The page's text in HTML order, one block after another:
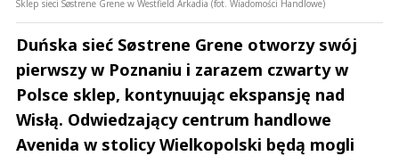
Sklep sieci Søstrene Grene w Westfield Arkadia (fot. Wiadomości Handlowe)
Duńska sieć Søstrene Grene otworzy swój
pierwszy w Poznaniu i zarazem czwarty w
Polsce sklep, kontynuując ekspansję nad
Wisłą. Odwiedzający centrum handlowe
Avenida w stolicy Wielkopolski będą mogli